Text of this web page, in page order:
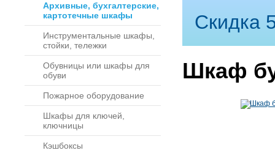
Архивные, бухгалтерские,
картотечные шкафы
Инструментальные шкафы,
стойки, тележки
Обувницы или шкафы для
обуви
Пожарное оборудование
Шкафы для ключей,
ключницы
Кэшбоксы
Скидка
Шкаф